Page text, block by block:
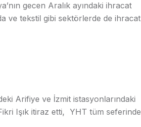
gecen Aralık ayındaki ihracat
ve tekstil gibi sektörlerde de ihracat
Arifiye ve İzmit istasyonlarındaki
Işık itiraz etti, YHT tüm seferinde